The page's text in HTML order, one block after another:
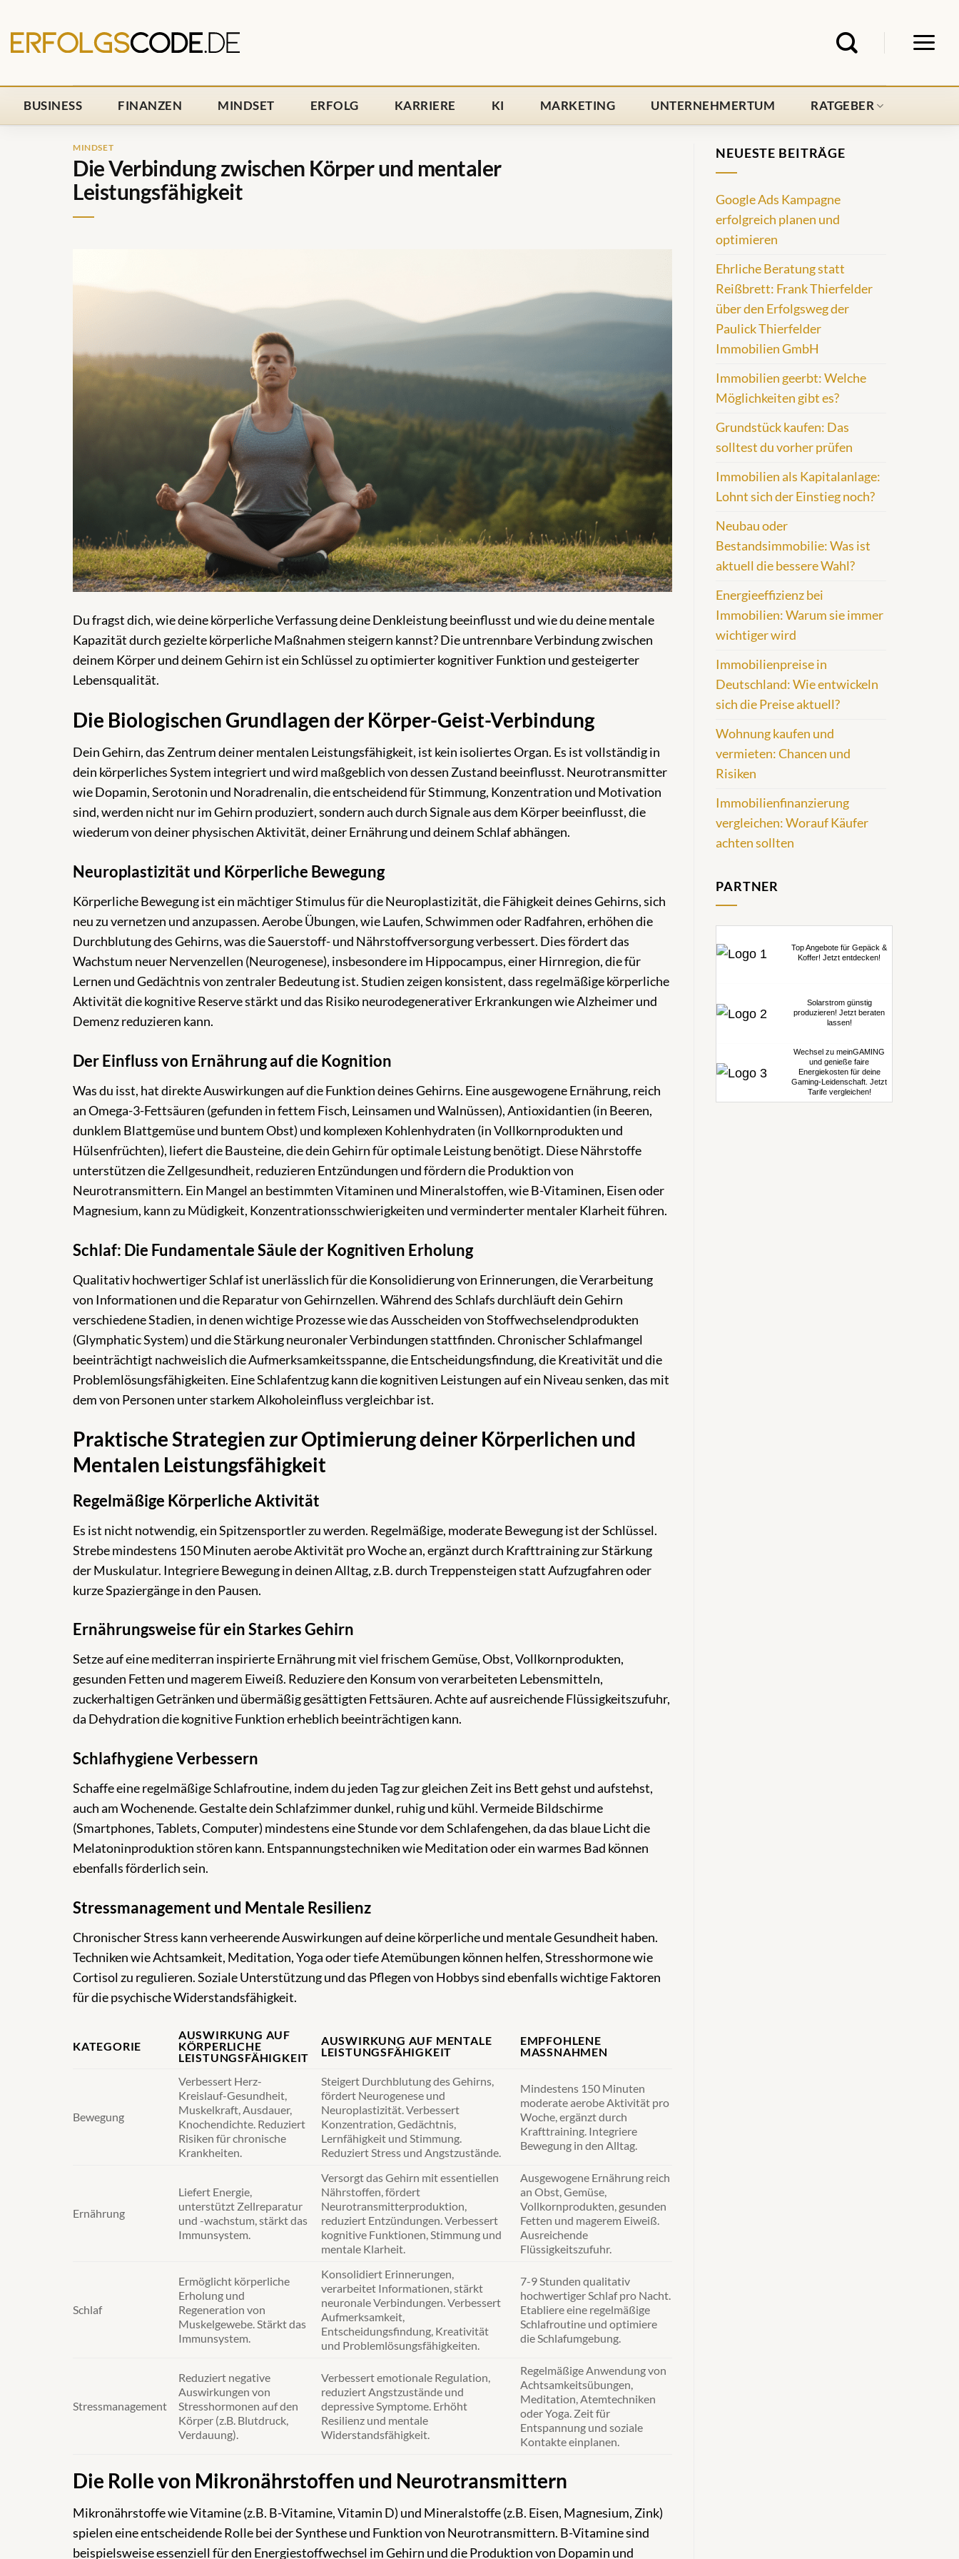
Inhalt
springen
BUSINESS FINANZEN MINDSET ERFOLG KARRIERE KI MARKETING UNTERNEHMERTUM RATGEBER
MINDSET
Die Verbindung zwischen Körper und mentaler
Leistungsfähigkeit
Du fragst dich, wie deine körperliche Verfassung deine Denkleistung beeinflusst und wie du deine mentale
Kapazität durch gezielte körperliche Maßnahmen steigern kannst? Die untrennbare Verbindung zwischen
deinem Körper und deinem Gehirn ist ein Schlüssel zu optimierter kognitiver Funktion und gesteigerter
Lebensqualität.
Die Biologischen Grundlagen der Körper-Geist-Verbindung
Dein Gehirn, das Zentrum deiner mentalen Leistungsfähigkeit, ist kein isoliertes Organ. Es ist vollständig in
dein körperliches System integriert und wird maßgeblich von dessen Zustand beeinflusst. Neurotransmitter
wie Dopamin, Serotonin und Noradrenalin, die entscheidend für Stimmung, Konzentration und Motivation
sind, werden nicht nur im Gehirn produziert, sondern auch durch Signale aus dem Körper beeinflusst, die
wiederum von deiner physischen Aktivität, deiner Ernährung und deinem Schlaf abhängen.
Neuroplastizität und Körperliche Bewegung
Körperliche Bewegung ist ein mächtiger Stimulus für die Neuroplastizität, die Fähigkeit deines Gehirns, sich
neu zu vernetzen und anzupassen. Aerobe Übungen, wie Laufen, Schwimmen oder Radfahren, erhöhen die
Durchblutung des Gehirns, was die Sauerstoff- und Nährstoffversorgung verbessert. Dies fördert das
Wachstum neuer Nervenzellen (Neurogenese), insbesondere im Hippocampus, einer Hirnregion, die für
Lernen und Gedächtnis von zentraler Bedeutung ist. Studien zeigen konsistent, dass regelmäßige körperliche
Aktivität die kognitive Reserve stärkt und das Risiko neurodegenerativer Erkrankungen wie Alzheimer und
Demenz reduzieren kann.
Der Einfluss von Ernährung auf die Kognition
Was du isst, hat direkte Auswirkungen auf die Funktion deines Gehirns. Eine ausgewogene Ernährung, reich
an Omega-3-Fettsäuren (gefunden in fettem Fisch, Leinsamen und Walnüssen), Antioxidantien (in Beeren,
dunklem Blattgemüse und buntem Obst) und komplexen Kohlenhydraten (in Vollkornprodukten und
Hülsenfrüchten), liefert die Bausteine, die dein Gehirn für optimale Leistung benötigt. Diese Nährstoffe
unterstützen die Zellgesundheit, reduzieren Entzündungen und fördern die Produktion von
Neurotransmittern. Ein Mangel an bestimmten Vitaminen und Mineralstoffen, wie B-Vitaminen, Eisen oder
Magnesium, kann zu Müdigkeit, Konzentrationsschwierigkeiten und verminderter mentaler Klarheit führen.
Schlaf: Die Fundamentale Säule der Kognitiven Erholung
Qualitativ hochwertiger Schlaf ist unerlässlich für die Konsolidierung von Erinnerungen, die Verarbeitung
von Informationen und die Reparatur von Gehirnzellen. Während des Schlafs durchläuft dein Gehirn
verschiedene Stadien, in denen wichtige Prozesse wie das Ausscheiden von Stoffwechselendprodukten
(Glymphatic System) und die Stärkung neuronaler Verbindungen stattfinden. Chronischer Schlafmangel
beeinträchtigt nachweislich die Aufmerksamkeitsspanne, die Entscheidungsfindung, die Kreativität und die
Problemlösungsfähigkeiten. Eine Schlafentzug kann die kognitiven Leistungen auf ein Niveau senken, das mit
dem von Personen unter starkem Alkoholeinfluss vergleichbar ist.
Praktische Strategien zur Optimierung deiner Körperlichen und
Mentalen Leistungsfähigkeit
Regelmäßige Körperliche Aktivität
Es ist nicht notwendig, ein Spitzensportler zu werden. Regelmäßige, moderate Bewegung ist der Schlüssel.
Strebe mindestens 150 Minuten aerobe Aktivität pro Woche an, ergänzt durch Krafttraining zur Stärkung
der Muskulatur. Integriere Bewegung in deinen Alltag, z.B. durch Treppensteigen statt Aufzugfahren oder
kurze Spaziergänge in den Pausen.
Ernährungsweise für ein Starkes Gehirn
Setze auf eine mediterran inspirierte Ernährung mit viel frischem Gemüse, Obst, Vollkornprodukten,
gesunden Fetten und magerem Eiweiß. Reduziere den Konsum von verarbeiteten Lebensmitteln,
zuckerhaltigen Getränken und übermäßig gesättigten Fettsäuren. Achte auf ausreichende Flüssigkeitszufuhr,
da Dehydration die kognitive Funktion erheblich beeinträchtigen kann.
Schlafhygiene Verbessern
Schaffe eine regelmäßige Schlafroutine, indem du jeden Tag zur gleichen Zeit ins Bett gehst und aufstehst,
auch am Wochenende. Gestalte dein Schlafzimmer dunkel, ruhig und kühl. Vermeide Bildschirme
(Smartphones, Tablets, Computer) mindestens eine Stunde vor dem Schlafengehen, da das blaue Licht die
Melatoninproduktion stören kann. Entspannungstechniken wie Meditation oder ein warmes Bad können
ebenfalls förderlich sein.
Stressmanagement und Mentale Resilienz
Chronischer Stress kann verheerende Auswirkungen auf deine körperliche und mentale Gesundheit haben.
Techniken wie Achtsamkeit, Meditation, Yoga oder tiefe Atemübungen können helfen, Stresshormone wie
Cortisol zu regulieren. Soziale Unterstützung und das Pflegen von Hobbys sind ebenfalls wichtige Faktoren
für die psychische Widerstandsfähigkeit.
KATEGORIE
AUSWIRKUNG AUF
KÖRPERLICHE
LEISTUNGSFÄHIGKEIT
AUSWIRKUNG AUF MENTALE
LEISTUNGSFÄHIGKEIT
EMPFOHLENE
MASSNAHMEN
Bewegung
Verbessert Herz-
Kreislauf-Gesundheit,
Muskelkraft, Ausdauer,
Knochendichte. Reduziert
Risiken für chronische
Krankheiten.
Steigert Durchblutung des Gehirns,
fördert Neurogenese und
Neuroplastizität. Verbessert
Konzentration, Gedächtnis,
Lernfähigkeit und Stimmung.
Reduziert Stress und Angstzustände.
Mindestens 150 Minuten
moderate aerobe Aktivität pro
Woche, ergänzt durch
Krafttraining. Integriere
Bewegung in den Alltag.
Ernährung
Liefert Energie,
unterstützt Zellreparatur
und -wachstum, stärkt das
Immunsystem.
Versorgt das Gehirn mit essentiellen
Nährstoffen, fördert
Neurotransmitterproduktion,
reduziert Entzündungen. Verbessert
kognitive Funktionen, Stimmung und
mentale Klarheit.
Ausgewogene Ernährung reich
an Obst, Gemüse,
Vollkornprodukten, gesunden
Fetten und magerem Eiweiß.
Ausreichende
Flüssigkeitszufuhr.
Schlaf
Ermöglicht körperliche
Erholung und
Regeneration von
Muskelgewebe. Stärkt das
Immunsystem.
Konsolidiert Erinnerungen,
verarbeitet Informationen, stärkt
neuronale Verbindungen. Verbessert
Aufmerksamkeit,
Entscheidungsfindung, Kreativität
und Problemlösungsfähigkeiten.
7-9 Stunden qualitativ
hochwertiger Schlaf pro Nacht.
Etabliere eine regelmäßige
Schlafroutine und optimiere
die Schlafumgebung.
Stressmanagement
Reduziert negative
Auswirkungen von
Stresshormonen auf den
Körper (z.B. Blutdruck,
Verdauung).
Verbessert emotionale Regulation,
reduziert Angstzustände und
depressive Symptome. Erhöht
Resilienz und mentale
Widerstandsfähigkeit.
Regelmäßige Anwendung von
Achtsamkeitsübungen,
Meditation, Atemtechniken
oder Yoga. Zeit für
Entspannung und soziale
Kontakte einplanen.
Die Rolle von Mikronährstoffen und Neurotransmittern
Mikronährstoffe wie Vitamine (z.B. B-Vitamine, Vitamin D) und Mineralstoffe (z.B. Eisen, Magnesium, Zink)
spielen eine entscheidende Rolle bei der Synthese und Funktion von Neurotransmittern. B-Vitamine sind
beispielsweise essenziell für den Energiestoffwechsel im Gehirn und die Produktion von Dopamin und
NEUESTE BEITRÄGE
Google Ads Kampagne
erfolgreich planen und
optimieren
Ehrliche Beratung statt
Reißbrett: Frank Thierfelder
über den Erfolgsweg der
Paulick Thierfelder
Immobilien GmbH
Immobilien geerbt: Welche
Möglichkeiten gibt es?
Grundstück kaufen: Das
solltest du vorher prüfen
Immobilien als Kapitalanlage:
Lohnt sich der Einstieg noch?
Neubau oder
Bestandsimmobilie: Was ist
aktuell die bessere Wahl?
Energieeffizienz bei
Immobilien: Warum sie immer
wichtiger wird
Immobilienpreise in
Deutschland: Wie entwickeln
sich die Preise aktuell?
Wohnung kaufen und
vermieten: Chancen und
Risiken
Immobilienfinanzierung
vergleichen: Worauf Käufer
achten sollten
PARTNER
Top Angebote für Gepäck &
Koffer! Jetzt entdecken!
Solarstrom günstig
produzieren! Jetzt beraten
lassen!
Wechsel zu meinGAMING
und genieße faire
Energiekosten für deine
Gaming-Leidenschaft. Jetzt
Tarife vergleichen!